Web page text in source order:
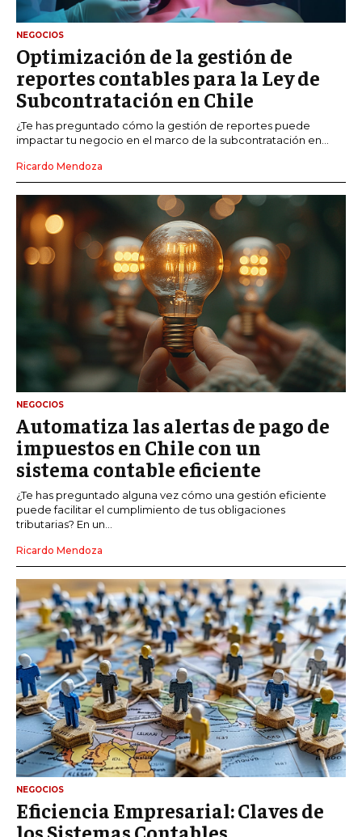
NEGOCIOS
Optimización de la gestión de
reportes contables para la Ley de
Subcontratación en Chile
¿Te has preguntado cómo la gestión de reportes puede
impactar tu negocio en el marco de la subcontratación en...
Ricardo Mendoza
NEGOCIOS
Automatiza las alertas de pago de
impuestos en Chile con un
sistema contable eficiente
¿Te has preguntado alguna vez cómo una gestión eficiente
puede facilitar el cumplimiento de tus obligaciones
tributarias? En un...
Ricardo Mendoza
NEGOCIOS
Eficiencia Empresarial: Claves de
los Sistemas Contables